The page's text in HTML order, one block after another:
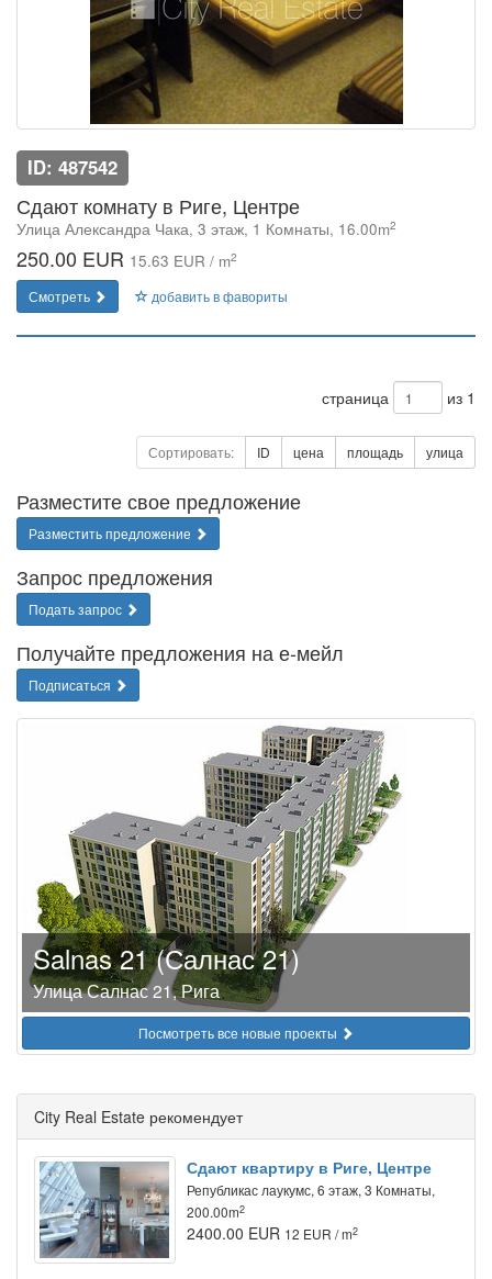
ID: 487542
Сдают комнату в Риге, Центре
Улица Александра Чака, 3 этаж, 1 Комнаты, 16.00m2
250.00 EUR 15.63 EUR / m2
Смотреть добавить в фавориты
страница из 1
Сортировать: ID цена площадь улица
Разместите свое предложение
Разместить предложение
Запрос предложения
Подать запрос
Получайте предложения на е-мейл
Подписаться
Salnas 21 (Салнас 21)
Улица Салнас 21, Рига
Посмотреть все новые проекты
City Real Estate рекомендует
Сдают квартиру в Риге, Центре
Републикас лаукумс, 6 этаж, 3 Комнаты,
200.00m2
2400.00 EUR 12 EUR / m2